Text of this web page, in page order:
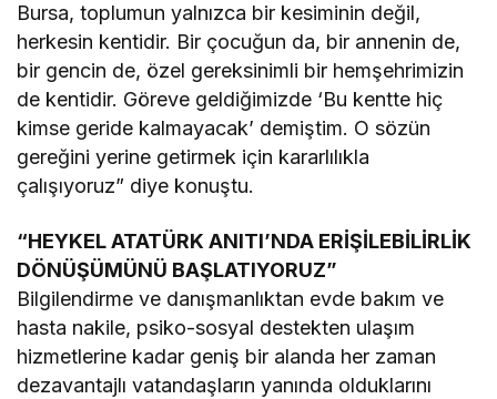
Bursa, toplumun yalnızca bir kesiminin değil,
herkesin kentidir. Bir çocuğun da, bir annenin de,
bir gencin de, özel gereksinimli bir hemşehrimizin
de kentidir. Göreve geldiğimizde ‘Bu kentte hiç
kimse geride kalmayacak’ demiştim. O sözün
gereğini yerine getirmek için kararlılıkla
çalışıyoruz” diye konuştu.
“HEYKEL ATATÜRK ANITI’NDA ERİŞİLEBİLİRLİK
DÖNÜŞÜMÜNÜ BAŞLATIYORUZ”
Bilgilendirme ve danışmanlıktan evde bakım ve
hasta nakile, psiko-sosyal destekten ulaşım
hizmetlerine kadar geniş bir alanda her zaman
dezavantajlı vatandaşların yanında olduklarını